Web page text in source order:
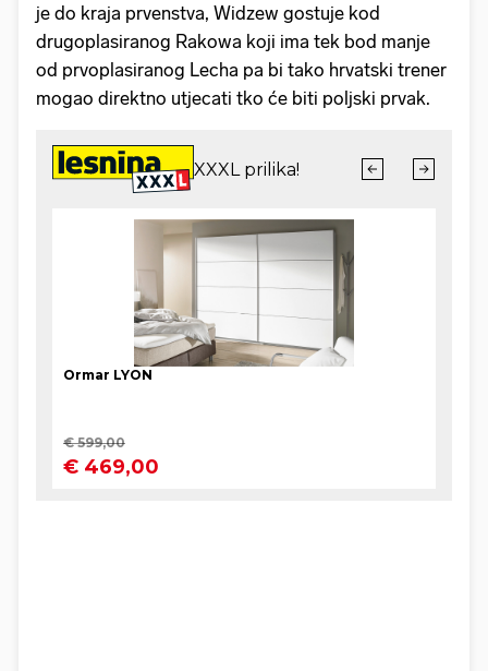
je do kraja prvenstva, Widzew gostuje kod
drugoplasiranog Rakowa koji ima tek bod manje
od prvoplasiranog Lecha pa bi tako hrvatski trener
mogao direktno utjecati tko će biti poljski prvak.